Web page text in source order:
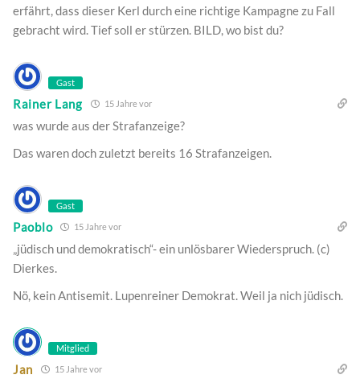
erfährt, dass dieser Kerl durch eine richtige Kampagne zu Fall
gebracht wird. Tief soll er stürzen. BILD, wo bist du?
Gast
Rainer Lang 15 Jahre vor
was wurde aus der Strafanzeige?
Das waren doch zuletzt bereits 16 Strafanzeigen.
Gast
Paoblo 15 Jahre vor
„jüdisch und demokratisch“- ein unlösbarer Wiederspruch. (c)
Dierkes.
Nö, kein Antisemit. Lupenreiner Demokrat. Weil ja nich jüdisch.
Mitglied
Jan 15 Jahre vor